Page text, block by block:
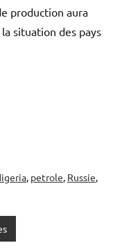
production aura
situation des pays
, petrole, Russie,